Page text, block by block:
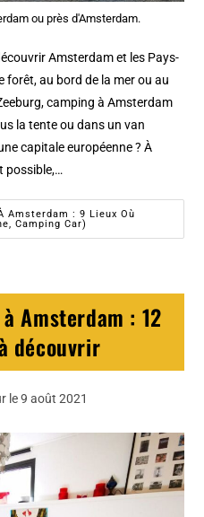
ou près d'Amsterdam.
Amsterdam et les Pays-
forêt, au bord de la mer ou au
camping à Amsterdam
la tente ou dans un van
capitale européenne ? À
possible,…
Amsterdam : 9 Lieux Où
Camping Car)
Amsterdam : 12
découvrir
le 9 août 2021